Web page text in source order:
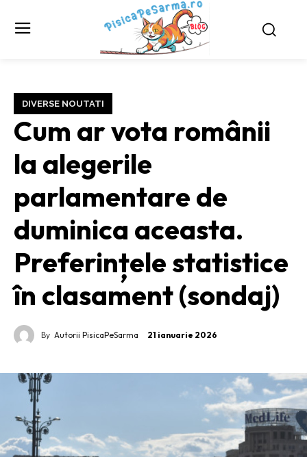
DIVERSE NOUTATI
Cum ar vota românii
la alegerile
parlamentare de
duminica aceasta.
Preferințele statistice
în clasament (sondaj)
By Autorii PisicaPeSarma 21 ianuarie 2026